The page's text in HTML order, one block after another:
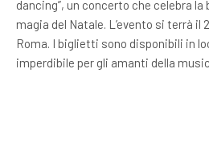
dancing”, un concerto che celebra la
magia del Natale. L’evento si terrà il
Roma. I biglietti sono disponibili in
imperdibile per gli amanti della